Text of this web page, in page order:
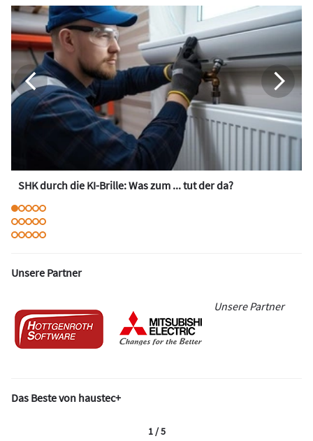
SHK durch die KI-Brille: Was zum ... tut der da?
Unsere Partner
Unsere Partner
Das Beste von haustec+
1 / 5